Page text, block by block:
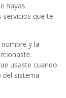
hayas
servicios que te
y la
usaste cuando
del sistema